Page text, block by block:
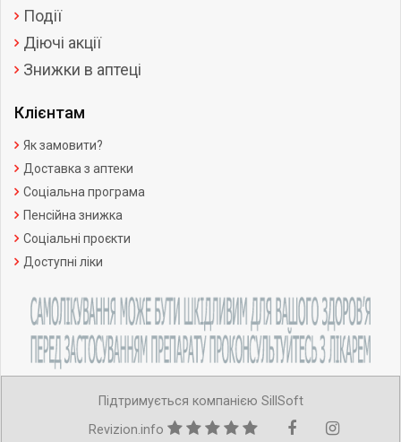
Події
Діючі акції
Знижки в аптеці
Клієнтам
Як замовити?
Доставка з аптеки
Соціальна програма
Пенсійна знижка
Соціальні проєкти
Доступні ліки
Підтримується компанією SillSoft
Revizion.info